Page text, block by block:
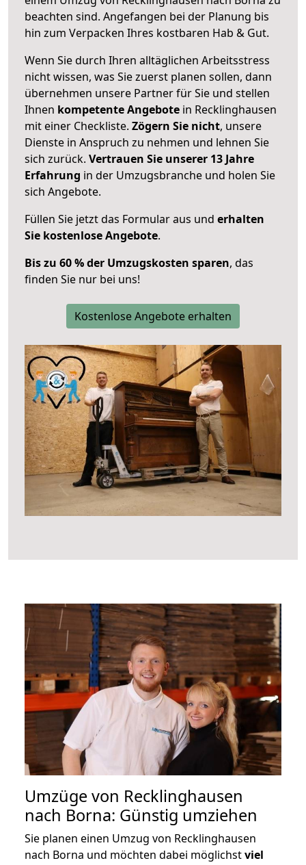
beachten sind. Angefangen bei der Planung bis
hin zum Verpacken Ihres kostbaren Hab & Gut.
Wenn Sie durch Ihren alltäglichen Arbeitsstress
nicht wissen, was Sie zuerst planen sollen, dann
übernehmen unsere Partner für Sie und stellen
Ihnen kompetente Angebote in Recklinghausen
mit einer Checkliste. Zögern Sie nicht, unsere
Dienste in Anspruch zu nehmen und lehnen Sie
sich zurück. Vertrauen Sie unserer 13 Jahre
Erfahrung in der Umzugsbranche und holen Sie
sich Angebote.
Füllen Sie jetzt das Formular aus und erhalten
Sie kostenlose Angebote.
Bis zu 60 % der Umzugskosten sparen, das
finden Sie nur bei uns!
Kostenlose Angebote erhalten
Umzüge von Recklinghausen
nach Borna: Günstig umziehen
Sie planen einen Umzug von Recklinghausen
nach Borna und möchten dabei möglichstviel